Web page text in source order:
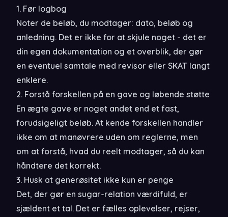
1. Før logbog
Noter de beløb, du modtager: dato, beløb og
anledning. Det er ikke for at skjule noget - det er
din egen dokumentation og et overblik, der gør
en eventuel samtale med revisor eller SKAT langt
enklere.
2. Forstå forskellen på en gave og løbende støtte
En ægte gave er noget andet end et fast,
forudsigeligt beløb. At kende forskellen handler
ikke om at manøvrere uden om reglerne, men
om at forstå, hvad du reelt modtager, så du kan
håndtere det korrekt.
3. Husk at generøsitet ikke kun er penge
Det, der gør en sugar-relation værdifuld, er
sjældent et tal. Det er fælles oplevelser, rejser,